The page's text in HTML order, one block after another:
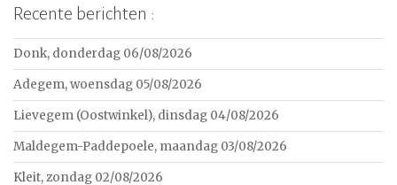
Recente berichten :
Donk, donderdag 06/08/2026
Adegem, woensdag 05/08/2026
Lievegem (Oostwinkel), dinsdag 04/08/2026
Maldegem-Paddepoele, maandag 03/08/2026
Kleit, zondag 02/08/2026